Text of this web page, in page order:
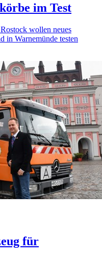
im Test
wollen neues
in Warnemünde testen
für